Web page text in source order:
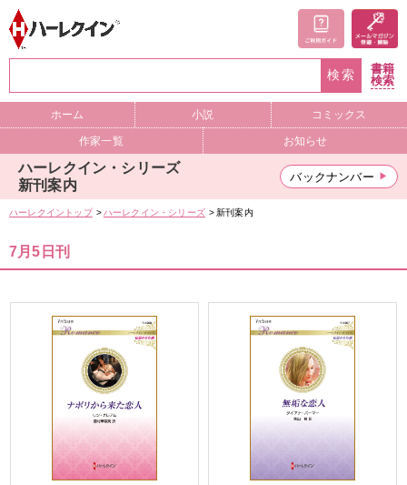
検索
書籍
検索
ホーム 小説 コミックス
作家一覧 お知らせ
ハーレクイン・シリーズ
新刊案内
バックナンバー
ハーレクイントップ ハーレクイン・シリーズ 新刊案内
7月5日刊